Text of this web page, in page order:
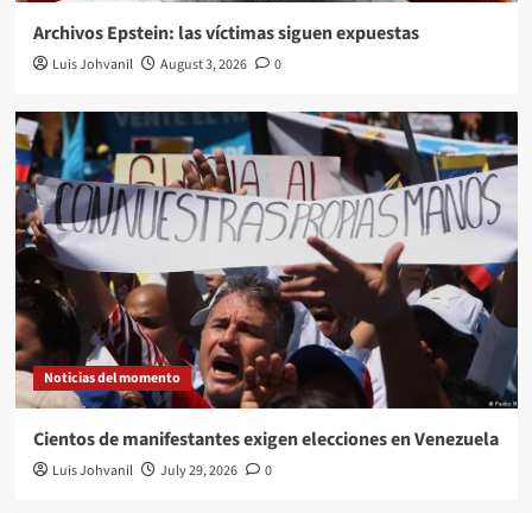
Archivos Epstein: las víctimas siguen expuestas
Luis Johvanil August 3, 2026 0
Noticias del momento
Cientos de manifestantes exigen elecciones en Venezuela
Luis Johvanil July 29, 2026 0